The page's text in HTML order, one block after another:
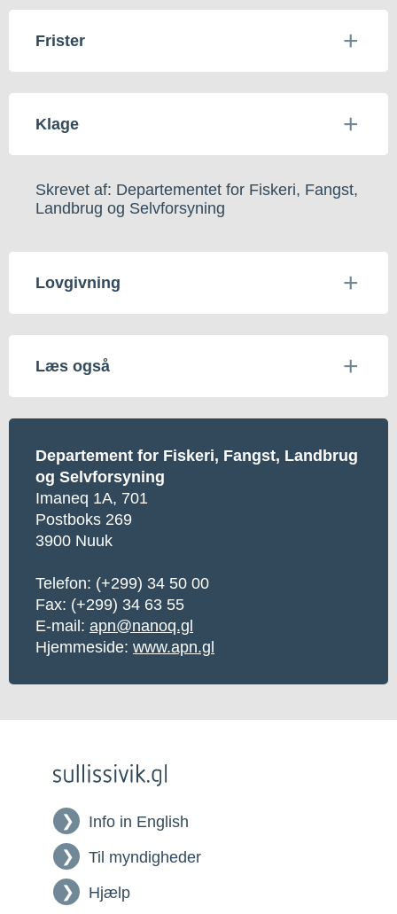
Frister
Klage
Skrevet af: Departementet for Fiskeri, Fangst,
Landbrug og Selvforsyning
Lovgivning
Læs også
Departement for Fiskeri, Fangst, Landbrug
og Selvforsyning
Imaneq 1A, 701
Postboks 269
3900 Nuuk
Telefon: (+299) 34 50 00
Fax: (+299) 34 63 55
E-mail: apn@nanoq.gl
Hjemmeside: www.apn.gl
Info in English
Til myndigheder
Hjælp